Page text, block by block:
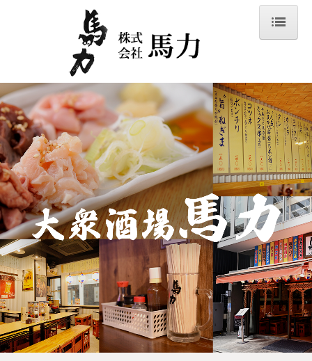
メニュー表
大衆酒場 馬力のこだわり
店舗一覧
会社概要
ビジネスの特長
事業内容
FC展開（募集）
スタッフ募集
お問合せ
個人情報保護方針